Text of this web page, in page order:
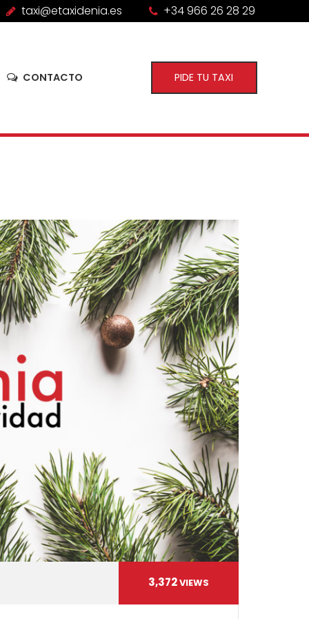
taxi@etaxidenia.es +34 966 26 28 29
CONTACTO PIDE TU TAXI
3,372VIEWS